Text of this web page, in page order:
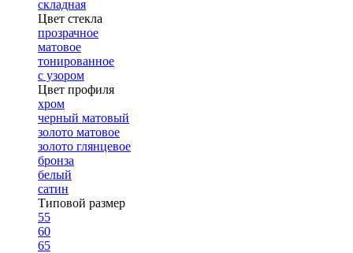
складная
Цвет стекла
прозрачное
матовое
тонированное
с узором
Цвет профиля
хром
черный матовый
золото матовое
золото глянцевое
бронза
белый
сатин
Типовой размер
55
60
65